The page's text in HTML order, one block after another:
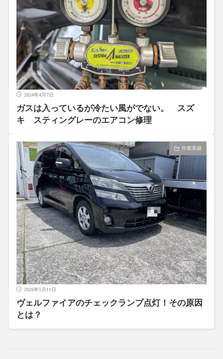
2024年4月7日
ガスは入っているが冷たい風がでない。 スズ
キ スティングレーのエアコン修理
作業実績
2026年5月11日
ヴェルファイアのチェックランプ点灯！その原因
とは？